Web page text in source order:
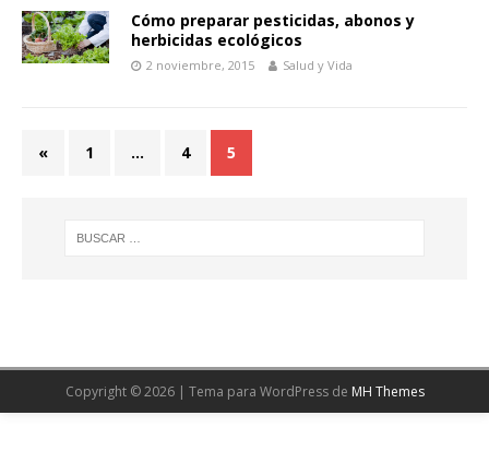
Cómo preparar pesticidas, abonos y
herbicidas ecológicos
2 noviembre, 2015 Salud y Vida
« 1 … 4 5
Copyright © 2026 | Tema para WordPress de MH Themes